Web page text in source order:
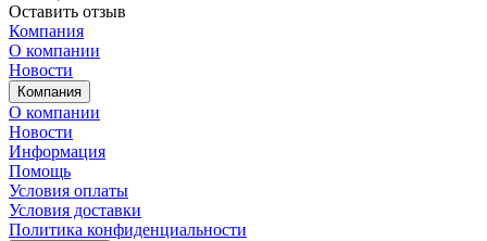
Оставить отзыв
Компания
О компании
Новости
Компания
О компании
Новости
Информация
Помощь
Условия оплаты
Условия доставки
Политика конфиденциальности